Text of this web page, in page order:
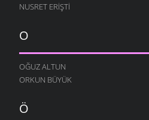
NUSRET ERIŞTI
O
OĞUZ ALTUN
ORKUN BÜYÜK
Ö